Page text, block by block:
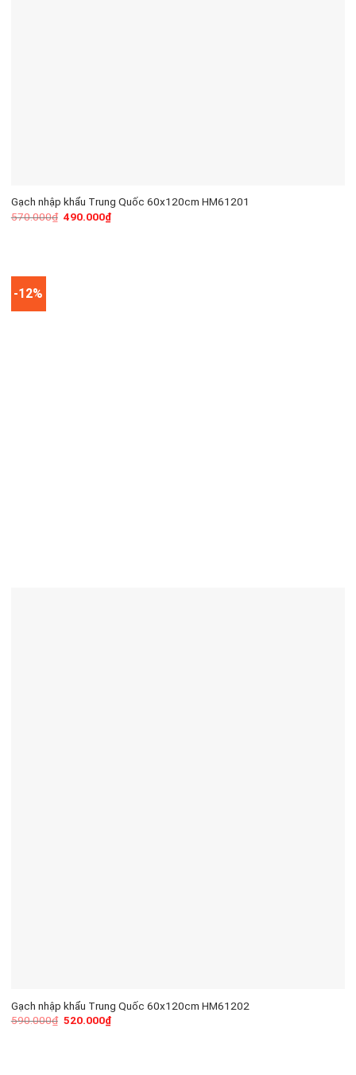
Gạch nhập khẩu Trung Quốc 60x120cm HM61201
570.000₫ 490.000₫
-12%
Gạch nhập khẩu Trung Quốc 60x120cm HM61202
590.000₫ 520.000₫